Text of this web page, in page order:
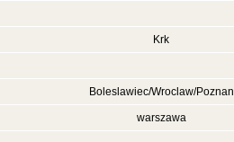
Krk
Boleslawiec/Wroclaw/Poznan
warszawa